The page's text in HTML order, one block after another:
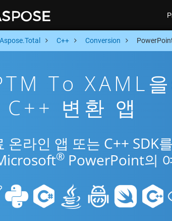
Aspose.Total C++ Conversion
To XAML
C++ 변환 앱
온라인 앱 또는 C++ SDK
® PowerPoint의